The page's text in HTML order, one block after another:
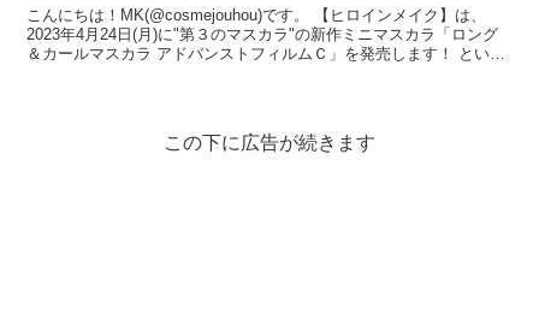
こんにちは！MK(@cosmejouhou)です。 【ヒロインメイク】は、
2023年4月24日(月)に"第３のマスカラ"の新作ミニマスカラ「ロング
＆カールマスカラ アドバンストフィルムＣ」を発売します！ という
この下に広告が続きます